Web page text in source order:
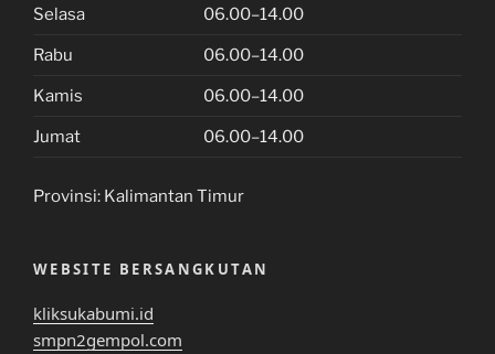
Selasa 06.00–14.00
Rabu 06.00–14.00
Kamis 06.00–14.00
Jumat 06.00–14.00
Provinsi: Kalimantan Timur
WEBSITE BERSANGKUTAN
kliksukabumi.id
smpn2gempol.com